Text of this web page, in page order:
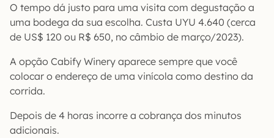
O tempo dá justo para uma visita com degustação a
uma bodega da sua escolha. Custa UYU 4.640 (cerca
de US$ 120 ou R$ 650, no câmbio de março/2023).
A opção Cabify Winery aparece sempre que você
colocar o endereço de uma vinícola como destino da
corrida.
Depois de 4 horas incorre a cobrança dos minutos
adicionais.